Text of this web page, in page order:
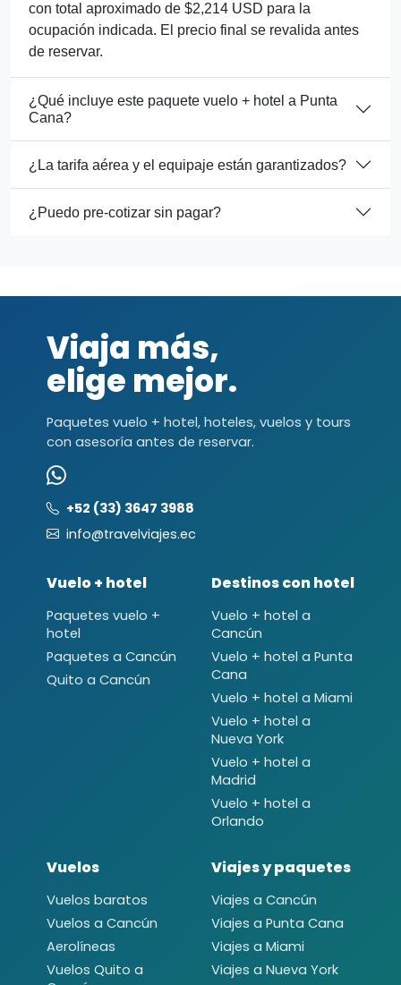
con total aproximado de $2,214 USD para la
ocupación indicada. El precio final se revalida antes
de reservar.
¿Qué incluye este paquete vuelo + hotel a Punta
Cana?
¿La tarifa aérea y el equipaje están garantizados?
¿Puedo pre-cotizar sin pagar?
Viaja más,
elige mejor.
Paquetes vuelo + hotel, hoteles, vuelos y tours
con asesoría antes de reservar.
+52 (33) 3647 3988
info@travelviajes.ec
Vuelo + hotel
Paquetes vuelo +
hotel
Paquetes a Cancún
Quito a Cancún
Destinos con hotel
Vuelo + hotel a
Cancún
Vuelo + hotel a Punta
Cana
Vuelo + hotel a Miami
Vuelo + hotel a
Nueva York
Vuelo + hotel a
Madrid
Vuelo + hotel a
Orlando
Vuelos
Vuelos baratos
Vuelos a Cancún
Aerolíneas
Vuelos Quito a
Viajes y paquetes
Viajes a Cancún
Viajes a Punta Cana
Viajes a Miami
Viajes a Nueva York